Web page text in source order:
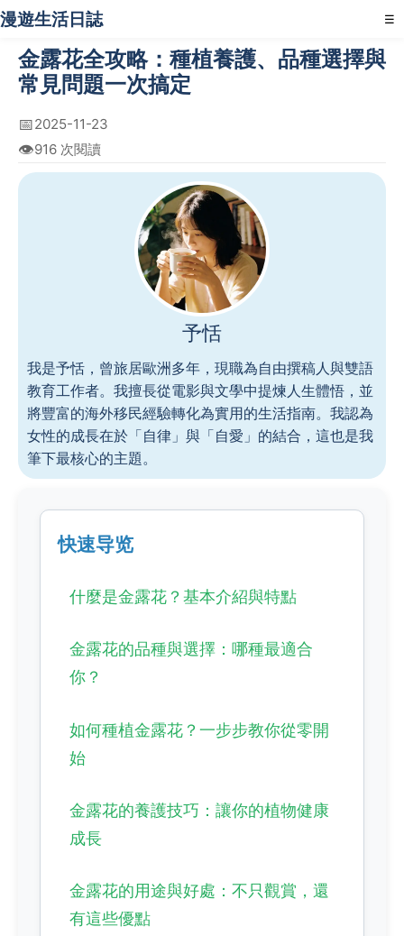
漫遊生活日誌 ☰
金露花全攻略：種植養護、品種選擇與
常見問題一次搞定
📅2025-11-23
👁️916 次閱讀
予恬
我是予恬，曾旅居歐洲多年，現職為自由撰稿人與雙語
教育工作者。我擅長從電影與文學中提煉人生體悟，並
將豐富的海外移民經驗轉化為實用的生活指南。我認為
女性的成長在於「自律」與「自愛」的結合，這也是我
筆下最核心的主題。
快速导览
什麼是金露花？基本介紹與特點
金露花的品種與選擇：哪種最適合
你？
如何種植金露花？一步步教你從零開
始
金露花的養護技巧：讓你的植物健康
成長
金露花的用途與好處：不只觀賞，還
有這些優點